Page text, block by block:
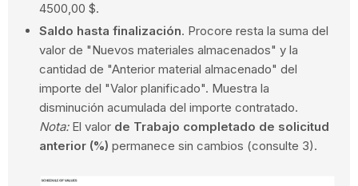
4500,00 $.
Saldo hasta finalización. Procore resta la suma del
valor de "Nuevos materiales almacenados" y la
cantidad de "Anterior material almacenado" del
importe del "Valor planificado". Muestra la
disminución acumulada del importe contratado.
Nota: El valor de Trabajo completado de solicitud
anterior (%)permanece sin cambios (consulte 3).